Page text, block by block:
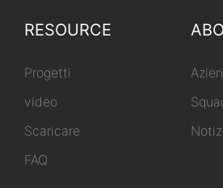
RESOURCE
Progetti
video
Scaricare
FAQ